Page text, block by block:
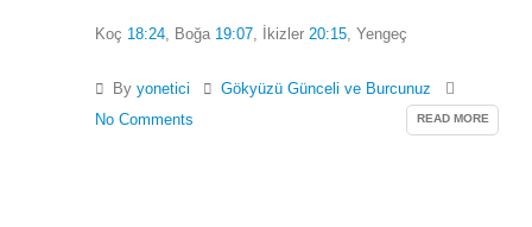
Koç 18:24, Boğa 19:07, İkizler 20:15, Yengeç
By yonetici
Gökyüzü Günceli ve Burcunuz
No Comments
READ MORE